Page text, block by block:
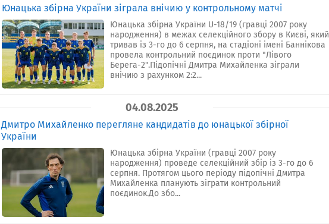
Юнацька збірна України зіграла внічию у контрольному матчі
Юнацька збірна України U-18/19 (гравці 2007 року
народження) в межах селекційного збору в Києві, який
тривав із 3-го до 6 серпня, на стадіоні імені Баннікова
провела контрольний поєдинок проти "Лівого
Берега-2".Підопічні Дмитра Михайленка зіграли
внічию з рахунком 2:2...
04.08.2025
Дмитро Михайленко перегляне кандидатів до юнацької збірної
України
Юнацька збірна України (гравці 2007 року
народження) проведе селекційний збір із 3-го до 6
серпня. Протягом цього періоду підопічні Дмитра
Михайленка планують зіграти контрольний
поєдинок.До збо...